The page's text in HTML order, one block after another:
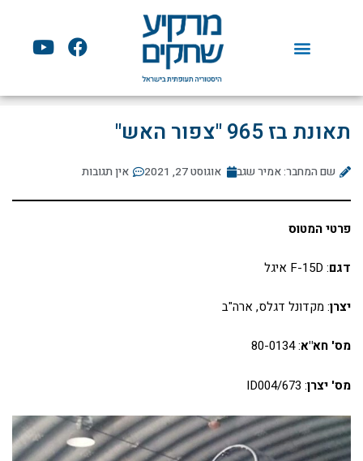
F
a
e
Y
o
t
תאונת בז 965 "צפור האש"
שם המחבר: אמיר שגב אוגוסט 27, 2021 אין תגובות
פרטי המטוס
דגם: F-15D איגל
יצרן: מקדונל דגלס, ארה"ב
מס' חא"א: 80-0134
מס' יצרן: ID004/673